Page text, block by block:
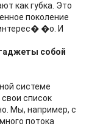
как губка. Это
поколение
�о. И
собой
системе
список
Мы, например, с
потока